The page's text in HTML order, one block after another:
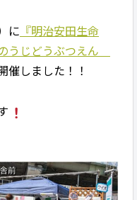
に 『明治安田生命
うじどうぶつえん
催しました！！